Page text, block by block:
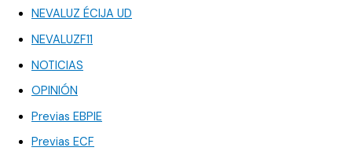
NEVALUZ ÉCIJA UD
NEVALUZF11
NOTICIAS
OPINIÓN
Previas EBPIE
Previas ECF